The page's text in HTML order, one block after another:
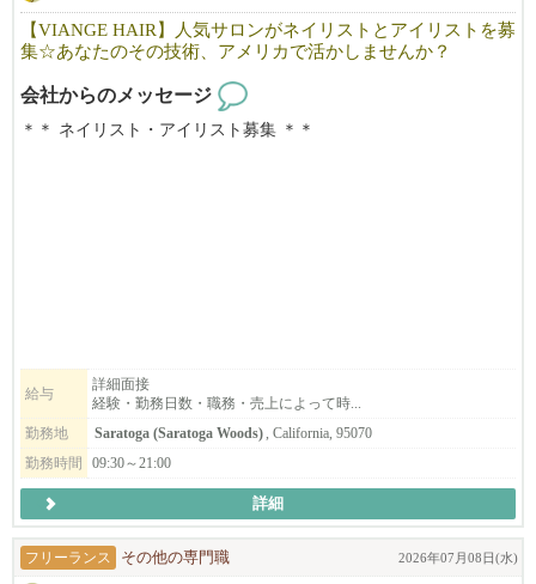
め、
お客様との信頼関係を築きやすく、リピートにもつながりやすい
「Japanese Head Spa」は特に人気が高く、
まずはお気軽にご連絡ください！
【VIANGE HAIR】人気サロンがネイリストとアイリストを募
集☆あなたのその技術、アメリカで活かしませんか？
会社からのメッセージ
＊＊ ネイリスト・アイリスト募集 ＊＊
働き方に合わせてフレックスに対応できるのが弊社の特徴です。
まずはお気軽にご連絡下さい。ご応募お待ちしております。
給与
詳細面接
経験・勤務日数・職務・売上によって時...
勤務地
Saratoga (Saratoga Woods), California, 95070
勤務時間
09:30～21:00
詳細
フリーランス その他の専門職 2026年07月08日(水)